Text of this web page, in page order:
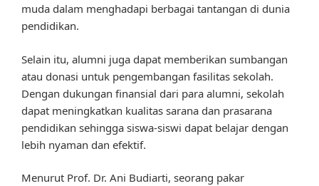
muda dalam menghadapi berbagai tantangan di dunia
pendidikan.
Selain itu, alumni juga dapat memberikan sumbangan
atau donasi untuk pengembangan fasilitas sekolah.
Dengan dukungan finansial dari para alumni, sekolah
dapat meningkatkan kualitas sarana dan prasarana
pendidikan sehingga siswa-siswi dapat belajar dengan
lebih nyaman dan efektif.
Menurut Prof. Dr. Ani Budiarti, seorang pakar